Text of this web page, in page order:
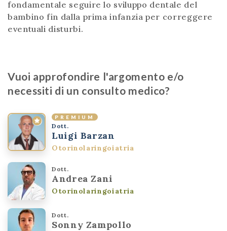
fondamentale seguire lo sviluppo dentale del
bambino fin dalla prima infanzia per correggere
eventuali disturbi.
Vuoi approfondire l'argomento e/o
necessiti di un consulto medico?
PREMIUM
Dott.
Luigi Barzan
Otorinolaringoiatria
Dott.
Andrea Zani
Otorinolaringoiatria
Dott.
Sonny Zampollo